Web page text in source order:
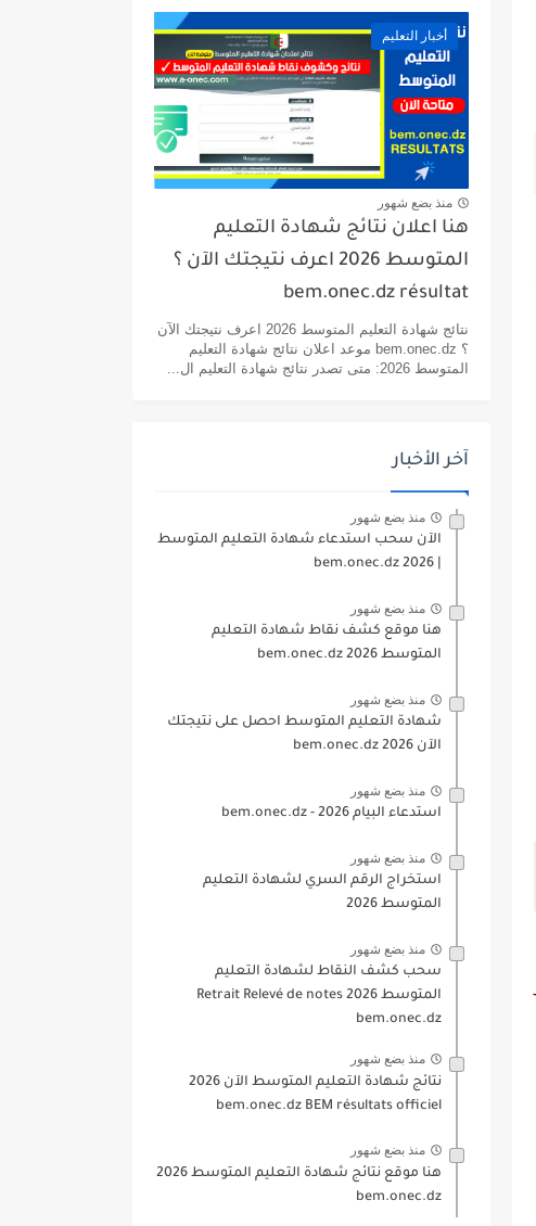
أخبار التعليم
منذ بضع شهور
هنا اعلان نتائج شهادة التعليم
المتوسط 2026 اعرف نتيجتك الآن ؟
bem.onec.dz résultat
نتائج شهادة التعليم المتوسط 2026 اعرف نتيجتك الآن
؟ bem.onec.dz موعد اعلان نتائج شهادة التعليم
المتوسط 2026: متى تصدر نتائج شهادة التعليم ال...
آخر الأخبار
منذ بضع شهور
الآن سحب استدعاء شهادة التعليم المتوسط
منذ بضع شهور
هنا موقع كشف نقاط شهادة التعليم
المتوسط 2026 bem.onec.dz
منذ بضع شهور
شهادة التعليم المتوسط احصل على نتيجتك
الآن bem.onec.dz 2026
منذ بضع شهور
استدعاء البيام 2026 - bem.onec.dz
منذ بضع شهور
استخراج الرقم السري لشهادة التعليم
المتوسط 2026
منذ بضع شهور
سحب كشف النقاط لشهادة التعليم
المتوسط 2026 Retrait Relevé de notes
bem.onec.dz
منذ بضع شهور
نتائج شهادة التعليم المتوسط الآن 2026
bem.onec.dz BEM résultats officiel
منذ بضع شهور
هنا موقع نتائج شهادة التعليم المتوسط 2026
bem.onec.dz